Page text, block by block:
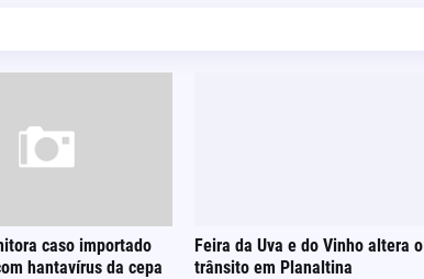
caso importado
hantavírus da cepa
Feira da Uva e do Vinho altera o
trânsito em Planaltina